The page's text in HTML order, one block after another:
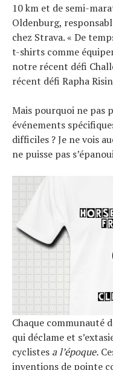
10 km et de semi-
Oldenburg,
chez Strava. « De
t-shirts comme
notre récent défi
récent défi Rapha
Mais pourquoi ne pas
événements
difficiles ? Je ne vois
ne puisse pas
Chaque communauté
qui déclame et
cyclistes a l’époque.
inventions de pointe